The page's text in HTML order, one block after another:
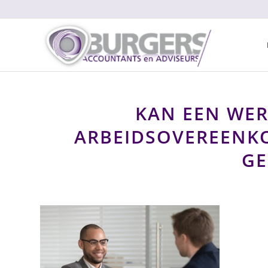
KAN EEN